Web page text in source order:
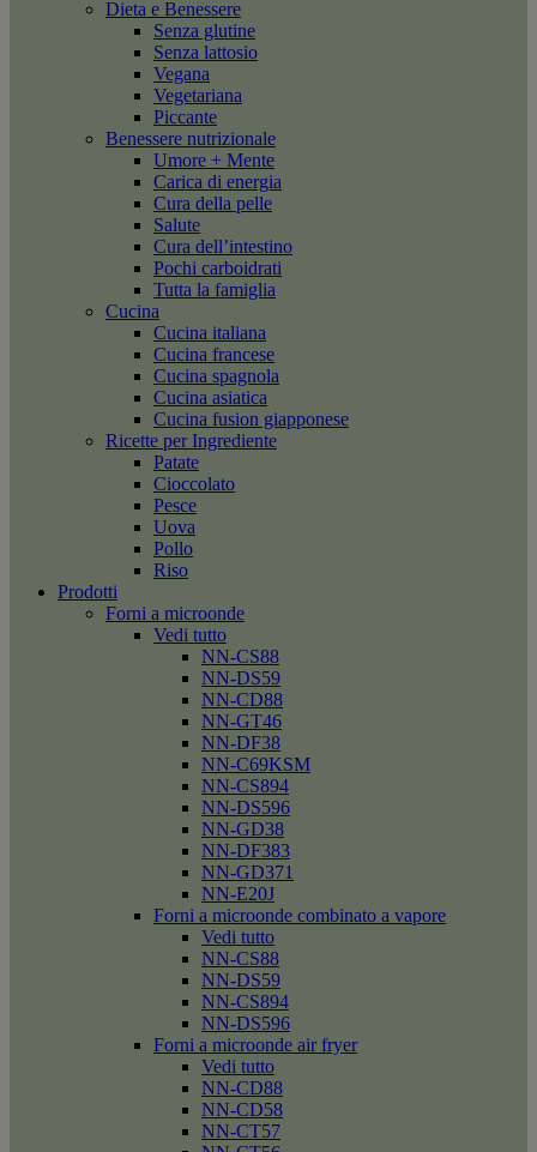
Dieta e Benessere
Senza glutine
Senza lattosio
Vegana
Vegetariana
Piccante
Benessere nutrizionale
Umore + Mente
Carica di energia
Cura della pelle
Salute
Cura dell’intestino
Pochi carboidrati
Tutta la famiglia
Cucina
Cucina italiana
Cucina francese
Cucina spagnola
Cucina asiatica
Cucina fusion giapponese
Ricette per Ingrediente
Patate
Cioccolato
Pesce
Uova
Pollo
Riso
Prodotti
Forni a microonde
Vedi tutto
NN-CS88
NN-DS59
NN-CD88
NN-GT46
NN-DF38
NN-C69KSM
NN-CS894
NN-DS596
NN-GD38
NN-DF383
NN-GD371
NN-E20J
Forni a microonde combinato a vapore
Vedi tutto
NN-CS88
NN-DS59
NN-CS894
NN-DS596
Forni a microonde air fryer
Vedi tutto
NN-CD88
NN-CD58
NN-CT57